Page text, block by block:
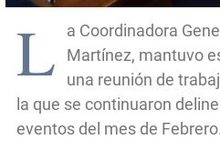
L
a Coordinadora
Martínez, mantuvo
una reunión de
la que se continuaron
eventos del mes de Febrero.